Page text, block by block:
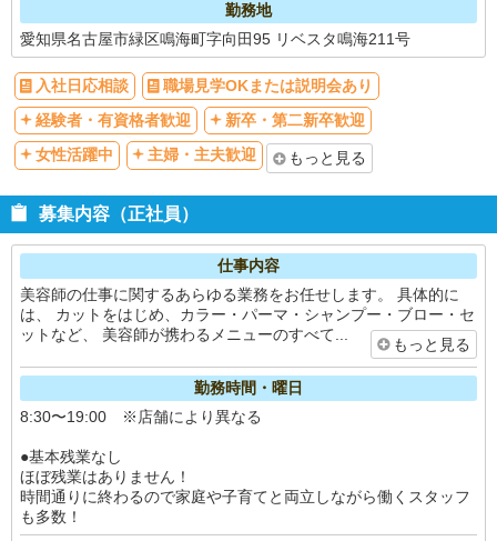
勤務地
愛知県名古屋市緑区鳴海町字向田95 リベスタ鳴海211号
入社日応相談
職場見学OKまたは説明会あり
経験者・有資格者歓迎
新卒・第二新卒歓迎
女性活躍中
主婦・主夫歓迎 もっと見る
募集内容（正社員）
仕事内容
美容師の仕事に関するあらゆる業務をお任せします。 具体的に
は、 カットをはじめ、カラー・パーマ・シャンプー・ブロー・セ
ットなど、 美容師が携わるメニューのすべて...
もっと見る
勤務時間・曜日
8:30〜19:00 ※店舗により異なる
●基本残業なし
ほぼ残業はありません！
時間通りに終わるので家庭や子育てと両立しながら働くスタッフ
も多数！